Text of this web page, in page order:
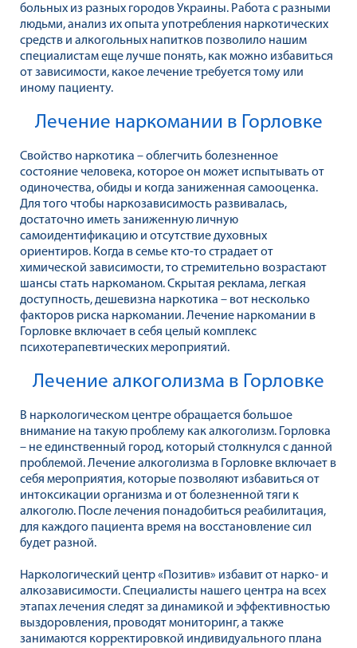
больных из разных городов Украины. Работа с разными
людьми, анализ их опыта употребления наркотических
средств и алкогольных напитков позволило нашим
специалистам еще лучше понять, как можно избавиться
от зависимости, какое лечение требуется тому или
иному пациенту.
Лечение наркомании в Горловке
Свойство наркотика – облегчить болезненное
состояние человека, которое он может испытывать от
одиночества, обиды и когда заниженная самооценка.
Для того чтобы наркозависимость развивалась,
достаточно иметь заниженную личную
самоидентификацию и отсутствие духовных
ориентиров. Когда в семье кто-то страдает от
химической зависимости, то стремительно возрастают
шансы стать наркоманом. Скрытая реклама, легкая
доступность, дешевизна наркотика – вот несколько
факторов риска наркомании. Лечение наркомании в
Горловке включает в себя целый комплекс
психотерапевтических мероприятий.
Лечение алкоголизма в Горловке
В наркологическом центре обращается большое
внимание на такую проблему как алкоголизм. Горловка
– не единственный город, который столкнулся с данной
проблемой. Лечение алкоголизма в Горловке включает в
себя мероприятия, которые позволяют избавиться от
интоксикации организма и от болезненной тяги к
алкоголю. После лечения понадобиться реабилитация,
для каждого пациента время на восстановление сил
будет разной.
Наркологический центр «Позитив» избавит от нарко- и
алкозависимости. Специалисты нашего центра на всех
этапах лечения следят за динамикой и эффективностью
выздоровления, проводят мониторинг, а также
занимаются корректировкой индивидуального плана